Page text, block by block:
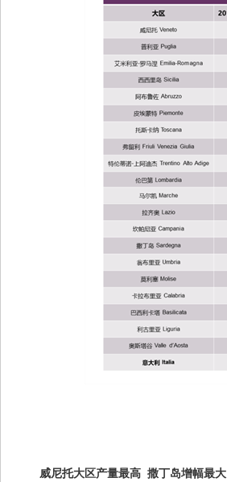
威尼托大区产量最高 撒丁岛增幅最大